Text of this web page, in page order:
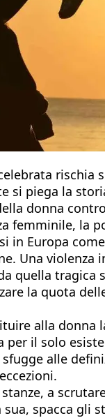
si piega la
donna
femminile, la
in Europa
Una
quella tragica
la quota
alla
per il solo
alle
a
spacca gli